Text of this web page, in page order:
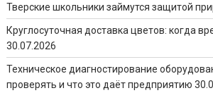
Тверские школьники займутся защитой
Круглосуточная доставка цветов: когда
30.07.2026
Техническое диагностирование
проверять и что это даёт предприятию